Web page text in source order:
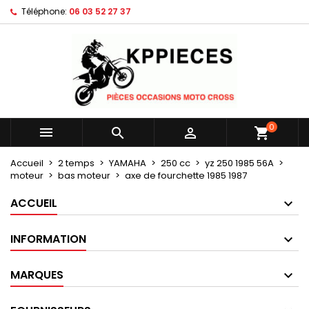
Téléphone: 06 03 52 27 37
   shopping_cart0
Accueil 2 temps YAMAHA 250 cc
yz 250 1985 56A
moteur
bas moteur axe de fourchette 1985 1987
ACCUEIL
INFORMATION
MARQUES
Mes listes d'envies ×
Créer une nouvelle liste
Créer une liste d'envies ×
Nom de la liste d'envies
Annuler Créer une liste d'envies
Connexion ×
Vous devez être connecté pour ajouter des produits
à votre liste d'envies.
Annuler Connexion